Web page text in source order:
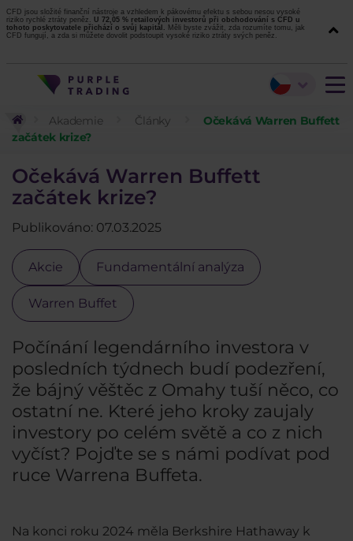
CFD jsou složité finanční nástroje a vzhledem k pákovému efektu s sebou nesou vysoké
riziko rychlé ztráty peněz. U 72,05 % retailových investorů při obchodování s CFD u
tohoto poskytovatele přichází o svůj kapitál. Měli byste zvážit, zda rozumíte tomu, jak
CFD fungují, a zda si můžete dovolit podstoupit vysoké riziko ztráty svých peněz.
Akademie Články
Očekává Warren Buffett
začátek krize?
Očekává Warren Buffett
začátek krize?
Publikováno: 07.03.2025
Akcie Fundamentální analýza
Warren Buffet
Počínání legendárního investora v
posledních týdnech budí podezření,
že bájný věštěc z Omahy tuší něco, co
ostatní ne. Které jeho kroky zaujaly
investory po celém světě a co z nich
vyčíst? Pojďte se s námi podívat pod
ruce Warrena Buffeta.
Na konci roku 2024 měla Berkshire Hathaway k